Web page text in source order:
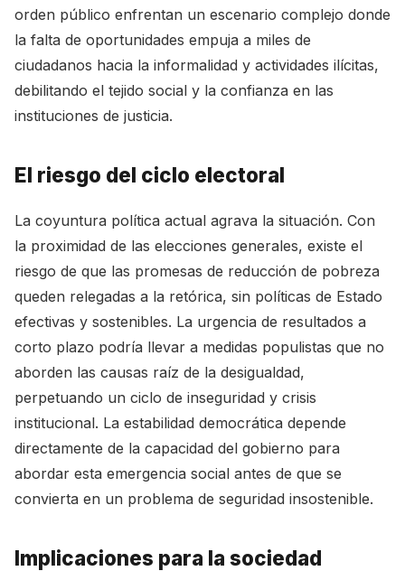
orden público enfrentan un escenario complejo donde
la falta de oportunidades empuja a miles de
ciudadanos hacia la informalidad y actividades ilícitas,
debilitando el tejido social y la confianza en las
instituciones de justicia.
El riesgo del ciclo electoral
La coyuntura política actual agrava la situación. Con
la proximidad de las elecciones generales, existe el
riesgo de que las promesas de reducción de pobreza
queden relegadas a la retórica, sin políticas de Estado
efectivas y sostenibles. La urgencia de resultados a
corto plazo podría llevar a medidas populistas que no
aborden las causas raíz de la desigualdad,
perpetuando un ciclo de inseguridad y crisis
institucional. La estabilidad democrática depende
directamente de la capacidad del gobierno para
abordar esta emergencia social antes de que se
convierta en un problema de seguridad insostenible.
Implicaciones para la sociedad